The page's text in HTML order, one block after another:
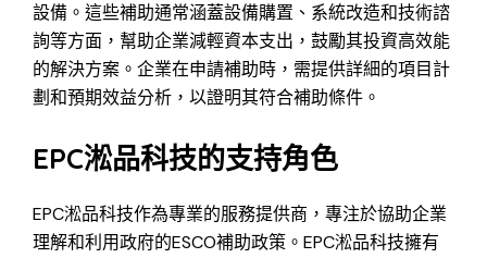
設備。這些補助通常涵蓋設備購置、系統改造和技術諮
詢等方面，幫助企業減輕資本支出，鼓勵其投資高效能
的解決方案。企業在申請補助時，需提供詳細的項目計
劃和預期效益分析，以證明其符合補助條件。
EPC淞品科技的支持角色
EPC淞品科技作為專業的服務提供商，專注於協助企業
理解和利用政府的ESCO補助政策。EPC淞品科技擁有